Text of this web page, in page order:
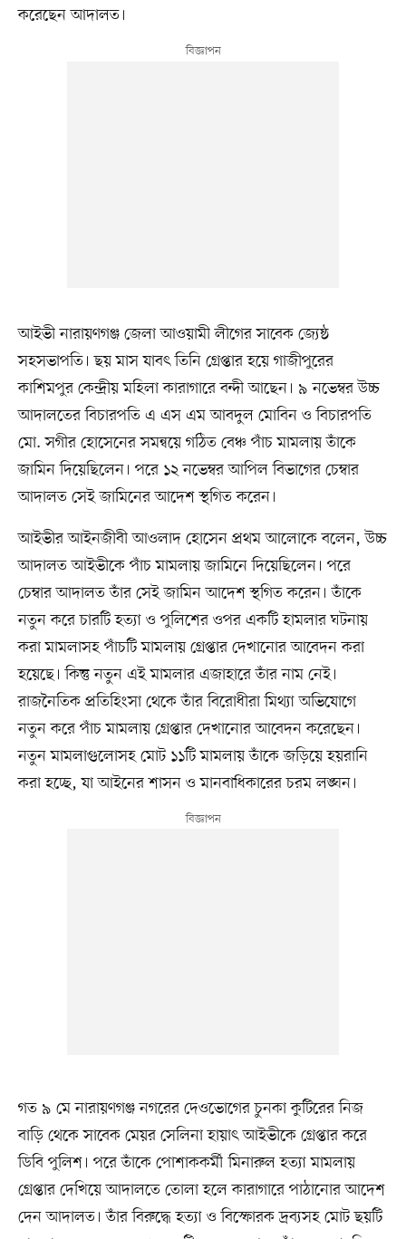
করেছেন আদালত।
আইভী নারায়ণগঞ্জ জেলা আওয়ামী লীগের সাবেক জ্যেষ্ঠ
সহসভাপতি। ছয় মাস যাবৎ তিনি গ্রেপ্তার হয়ে গাজীপুরের
কাশিমপুর কেন্দ্রীয় মহিলা কারাগারে বন্দী আছেন। ৯ নভেম্বর উচ্চ
আদালতের বিচারপতি এ এস এম আবদুল মোবিন ও বিচারপতি
মো. সগীর হোসেনের সমন্বয়ে গঠিত বেঞ্চ পাঁচ মামলায় তাঁকে
জামিন দিয়েছিলেন। পরে ১২ নভেম্বর আপিল বিভাগের চেম্বার
আদালত সেই জামিনের আদেশ স্থগিত করেন।
আইভীর আইনজীবী আওলাদ হোসেন প্রথম আলোকে বলেন, উচ্চ
আদালত আইভীকে পাঁচ মামলায় জামিনে দিয়েছিলেন। পরে
চেম্বার আদালত তাঁর সেই জামিন আদেশ স্থগিত করেন। তাঁকে
নতুন করে চারটি হত্যা ও পুলিশের ওপর একটি হামলার ঘটনায়
করা মামলাসহ পাঁচটি মামলায় গ্রেপ্তার দেখানোর আবেদন করা
হয়েছে। কিন্তু নতুন এই মামলার এজাহারে তাঁর নাম নেই।
রাজনৈতিক প্রতিহিংসা থেকে তাঁর বিরোধীরা মিথ্যা অভিযোগে
নতুন করে পাঁচ মামলায় গ্রেপ্তার দেখানোর আবেদন করেছেন।
নতুন মামলাগুলোসহ মোট ১১টি মামলায় তাঁকে জড়িয়ে হয়রানি
করা হচ্ছে, যা আইনের শাসন ও মানবাধিকারের চরম লঙ্ঘন।
গত ৯ মে নারায়ণগঞ্জ নগরের দেওভোগের চুনকা কুটিরের নিজ
বাড়ি থেকে সাবেক মেয়র সেলিনা হায়াৎ আইভীকে গ্রেপ্তার করে
ডিবি পুলিশ। পরে তাঁকে পোশাককর্মী মিনারুল হত্যা মামলায়
গ্রেপ্তার দেখিয়ে আদালতে তোলা হলে কারাগারে পাঠানোর আদেশ
দেন আদালত। তাঁর বিরুদ্ধে হত্যা ও বিস্ফোরক দ্রব্যসহ মোট ছয়টি